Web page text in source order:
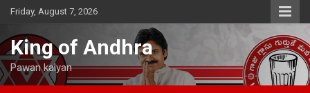
Skip
content
Friday, August 7, 2026
King of Andhra
Pawan kalyan